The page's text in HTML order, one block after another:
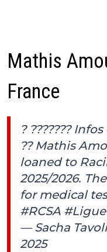
Mathis
France
? ??????? Infos
?? Mathis
loaned to
2025/2026.
for medical
#RCSA
— Sacha
2025